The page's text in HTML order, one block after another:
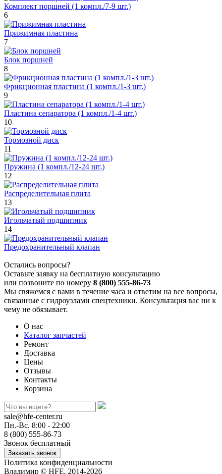
Комплект поршней (1 компл./7-9 шт.)
6
Прижимная пластина
7
Блок поршней
8
Фрикционная пластина (1 компл./1-3 шт.)
9
Пластина сепаратора (1 компл./1-4 шт.)
10
Тормозной диск
11
Пружина (1 компл./12-24 шт.)
12
Распределительная плита
13
Игольчатый подшипник
14
Предохранительный клапан
Остались вопросы?
Оставьте заявку на бесплатную консультацию
или позвоните по номеру 8 (800) 555-86-73
Мы свяжемся с вами в течение часа и ответим на все вопросы,
связанные с гидроузлами спецтехники. Консультация вас ни к
чему не обязывает.
О нас
Каталог запчастей
Ремонт
Доставка
Цены
Отзывы
Контакты
Корзина
sale@hfe-center.ru
Пн.-Вс. 8:00 - 22:00
8 (800) 555-86-73
Звонок бесплатный
Политика конфиденциальности
Владимир © HFE, 2014-2026